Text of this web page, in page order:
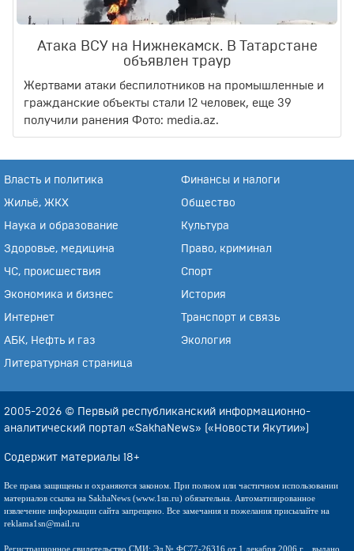
Атака ВСУ на Нижнекамск. В Татарстане
объявлен траур
Жертвами атаки беспилотников на промышленные и
гражданские объекты стали 12 человек, еще 39
получили ранения Фото: media.az.
Власть и политика Финансы и налоги
Жильё, ЖКХ Общество
Наука и образование Культура
Здоровье, медицина Право, криминал
ЧС, происшествия Спорт
Экономика и бизнес История
Интернет Транспорт и связь
АБК, Нефть и газ Экология
Литературная страница
2005-2026 © Первый республиканский информационно-
аналитический портал «SakhaNews» («Новости Якутии»)
Содержит материалы 18+
Все права защищены и охраняются законом. При полном или частичном использовании
материалов ссылка на SakhaNews (www.1sn.ru) обязательна. Автоматизированное
извлечение информации сайта запрещено. Все замечания и пожелания присылайте на
reklama1sn@mail.ru
Регистрационное свидетельство СМИ: Эл № ФС77-26316 от 1 декабря 2006 г. , выдано